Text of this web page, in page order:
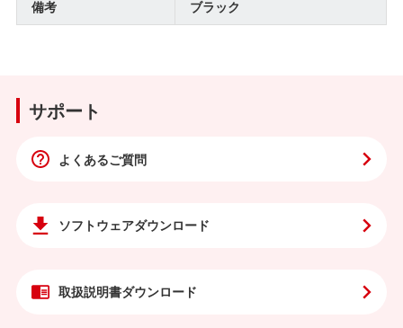
備考
ブラック
サポート
よくあるご質問
ソフトウェアダウンロード
取扱説明書ダウンロード